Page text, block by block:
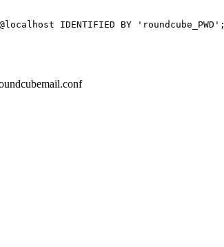
IDENTIFIED BY 'roundcube_PWD';